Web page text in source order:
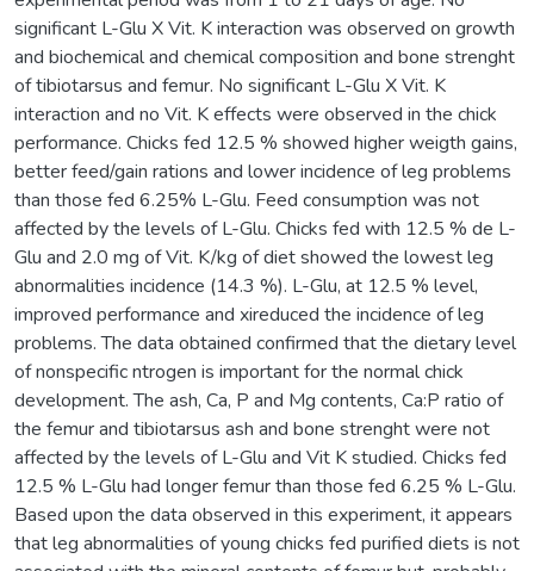
significant L-Glu X Vit. K interaction was observed on growth
and biochemical and chemical composition and bone strenght
of tibiotarsus and femur. No significant L-Glu X Vit. K
interaction and no Vit. K effects were observed in the chick
performance. Chicks fed 12.5 % showed higher weigth gains,
better feed/gain rations and lower incidence of leg problems
than those fed 6.25% L-Glu. Feed consumption was not
affected by the levels of L-Glu. Chicks fed with 12.5 % de L-
Glu and 2.0 mg of Vit. K/kg of diet showed the lowest leg
abnormalities incidence (14.3 %). L-Glu, at 12.5 % level,
improved performance and xireduced the incidence of leg
problems. The data obtained confirmed that the dietary level
of nonspecific ntrogen is important for the normal chick
development. The ash, Ca, P and Mg contents, Ca:P ratio of
the femur and tibiotarsus ash and bone strenght were not
affected by the levels of L-Glu and Vit K studied. Chicks fed
12.5 % L-Glu had longer femur than those fed 6.25 % L-Glu.
Based upon the data observed in this experiment, it appears
that leg abnormalities of young chicks fed purified diets is not